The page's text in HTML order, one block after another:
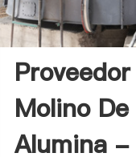
Molino
Alumina -